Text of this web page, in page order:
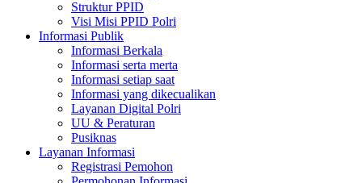
Struktur PPID
Visi Misi PPID Polri
Informasi Publik
Informasi Berkala
Informasi serta merta
Informasi setiap saat
Informasi yang dikecualikan
Layanan Digital Polri
UU & Peraturan
Pusiknas
Layanan Informasi
Registrasi Pemohon